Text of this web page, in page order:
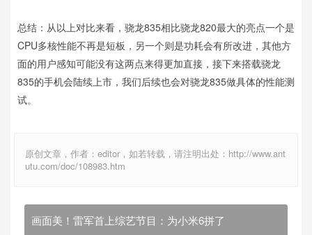
总结：从以上对比来看，骁龙835相比骁龙820最大的亮点一个是
CPU多核性能不再是短板，另一个则是功耗会有所改进，其他方
面的用户感知可能没有这两点来得更加直接，接下来搭载骁龙
835的手机会陆续上市，我们后续也会对骁龙835做具体的性能测
试。
原创文章，作者：editor，如若转载，请注明出处：http://www.ant
utu.com/doc/108983.htm
画面美！雷军首上综艺节目：为小米6拼了